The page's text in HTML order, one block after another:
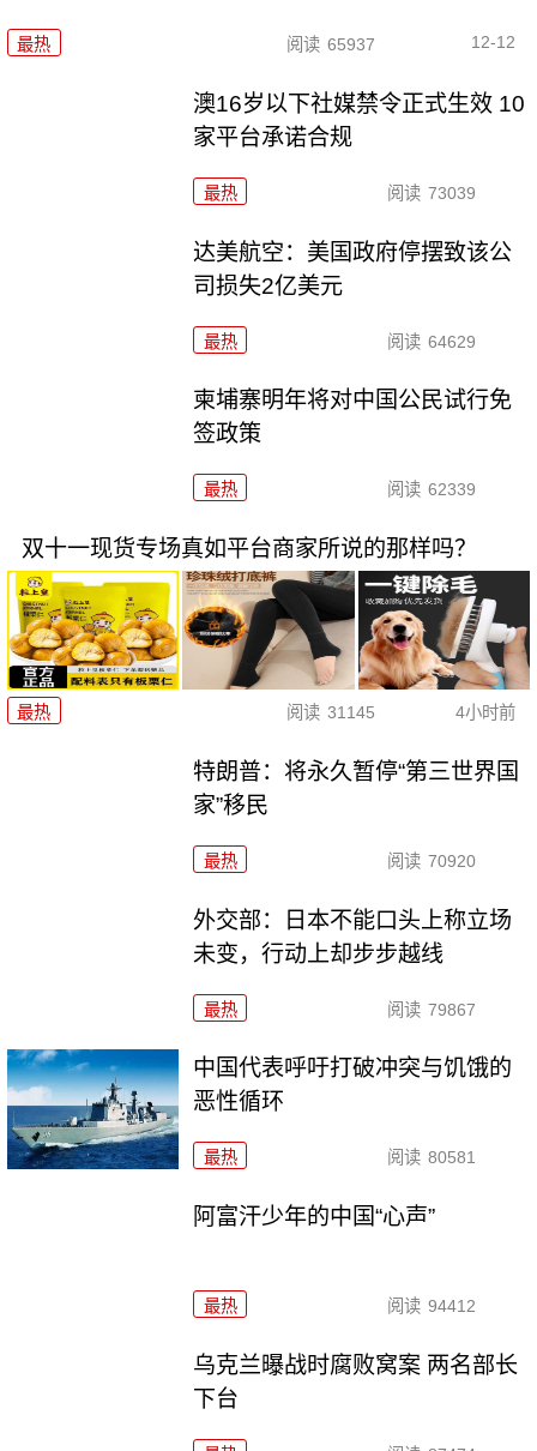
最热 阅读 65937 12-12
澳16岁以下社媒禁令正式生效 10
家平台承诺合规
最热 阅读 73039
达美航空：美国政府停摆致该公
司损失2亿美元
最热 阅读 64629
柬埔寨明年将对中国公民试行免
签政策
最热 阅读 62339
双十一现货专场真如平台商家所说的那样吗？
最热 阅读 31145 4小时前
特朗普：将永久暂停“第三世界国
家”移民
最热 阅读 70920
外交部：日本不能口头上称立场
未变，行动上却步步越线
最热 阅读 79867
中国代表呼吁打破冲突与饥饿的
恶性循环
最热 阅读 80581
阿富汗少年的中国“心声”
最热 阅读 94412
乌克兰曝战时腐败窝案 两名部长
下台